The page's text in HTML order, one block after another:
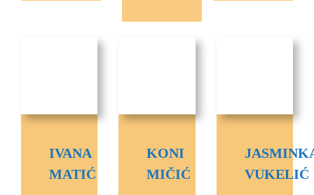
IVANA
MATIĆ
KONI
MIČIĆ
VUKELIĆ